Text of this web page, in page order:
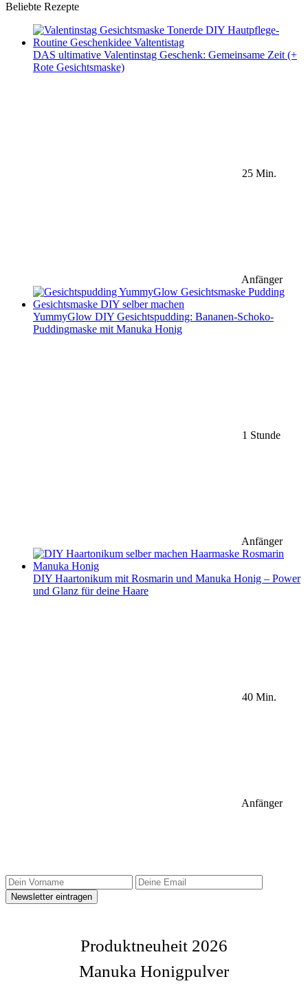
Beliebte Rezepte
DAS ultimative Valentinstag Geschenk: Gemeinsame Zeit (+
Rote Gesichtsmaske)
25 Min.
Anfänger
YummyGlow DIY Gesichtspudding: Bananen-Schoko-
Puddingmaske mit Manuka Honig
1 Stunde
Anfänger
DIY Haartonikum mit Rosmarin und Manuka Honig – Power
und Glanz für deine Haare
40 Min.
Anfänger
Produktneuheit 2026
Manuka Honigpulver